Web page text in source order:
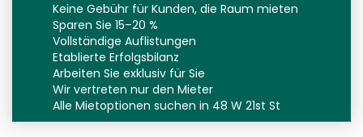
Keine Gebühr für Kunden, die Raum mieten
Sparen Sie 15–20 %
Vollständige Auflistungen
Etablierte Erfolgsbilanz
Arbeiten Sie exklusiv für Sie
Wir vertreten nur den Mieter
Alle Mietoptionen suchen in 48 W 21st St